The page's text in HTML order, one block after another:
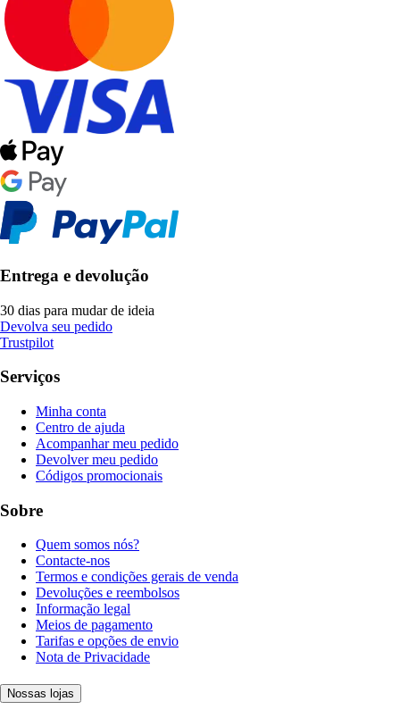
Entrega e devolução
30 dias para mudar de ideia
Devolva seu pedido
Trustpilot
Serviços
Minha conta
Centro de ajuda
Acompanhar meu pedido
Devolver meu pedido
Códigos promocionais
Sobre
Quem somos nós?
Contacte-nos
Termos e condições gerais de venda
Devoluções e reembolsos
Informação legal
Meios de pagamento
Tarifas e opções de envio
Nota de Privacidade
Nossas lojas